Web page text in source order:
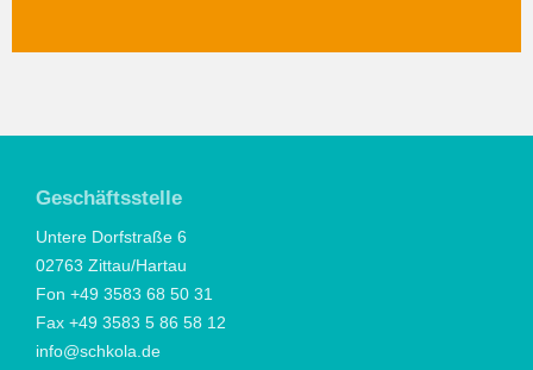
Geschäftsstelle
Untere Dorfstraße 6
02763 Zittau/Hartau
Fon +49 3583 68 50 31
Fax +49 3583 5 86 58 12
info@schkola.de